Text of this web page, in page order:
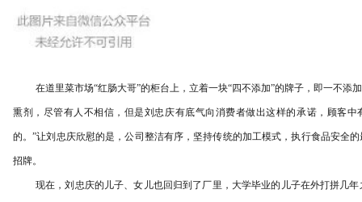
在道里菜市场“红肠大哥”的柜台上，立着一块“四不添加”的牌子，即一不
熏剂，尽管有人不相信，但是刘忠庆有底气向消费者做出这样的承诺，顾客
的。”让刘忠庆欣慰的是，公司整洁有序，坚持传统的加工模式，执行食品安全
招牌。
现在，刘忠庆的儿子、女儿也回归到了厂里，大学毕业的儿子在外打拼几